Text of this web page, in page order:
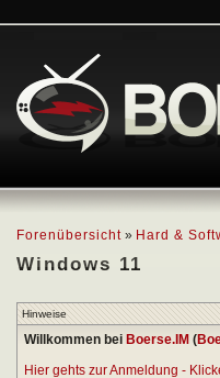
Forenübersicht » Hard &
Windows 11
Hinweise
Willkommen bei Boerse.IM (
Hier gehts zur Anmeldung -